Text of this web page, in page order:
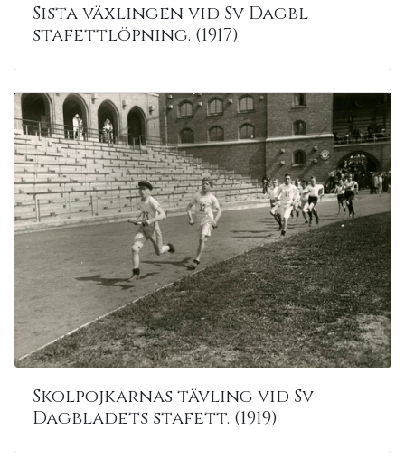
Sista växlingen vid Sv Dagbl
stafettlöpning. (1917)
Skolpojkarnas tävling vid Sv
Dagbladets stafett. (1919)